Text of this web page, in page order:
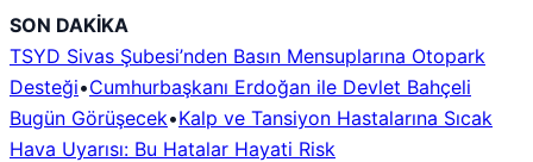
İçeriğe
geç
SON DAKİKA
TSYD Sivas Şubesi’nden Basın Mensuplarına Otopark
Desteği•Cumhurbaşkanı Erdoğan ile Devlet Bahçeli
Bugün Görüşecek•Kalp ve Tansiyon Hastalarına Sıcak
Hava Uyarısı: Bu Hatalar Hayati Risk